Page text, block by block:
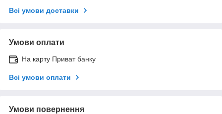
Всі умови доставки
Умови оплати
На карту Приват банку
Всі умови оплати
Умови повернення